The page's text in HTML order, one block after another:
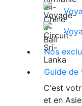
Nos
Guide de
C'est
et en